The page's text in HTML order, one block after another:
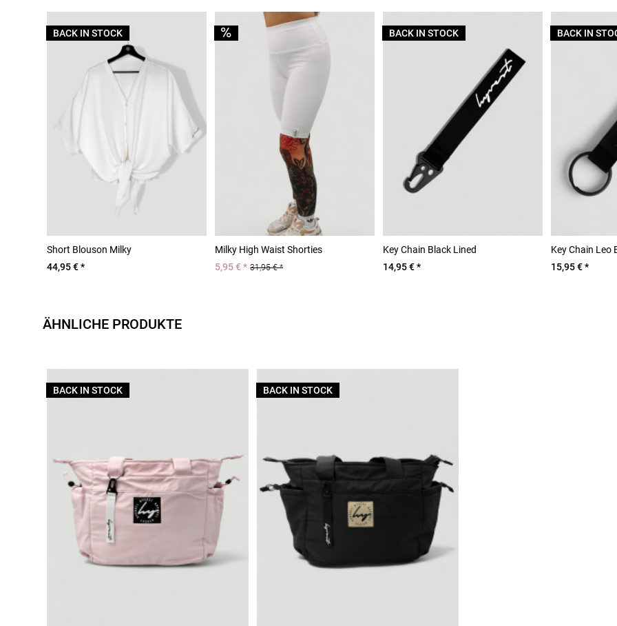
BACK IN STOCK
Short Blouson Milky
44,95 € *
Milky High Waist Shorties
5,95 € * 31,95 € *
BACK IN STOCK
Key Chain Black Lined
14,95 € *
BACK IN
Key Chain Leo
15,95 € *
ÄHNLICHE PRODUKTE
BACK IN STOCK BACK IN STOCK